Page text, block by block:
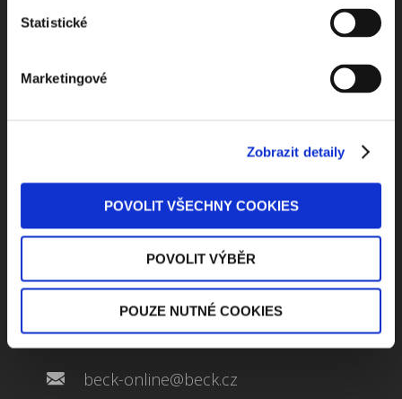
Statistické
Marketingové
Zobrazit detaily
POVOLIT VŠECHNY COOKIES
POVOLIT VÝBĚR
POUZE NUTNÉ COOKIES
Kontaktuje nás
Jungmannova 34, 110 00 Praha
+420 733 661 882
beck-online@beck.cz